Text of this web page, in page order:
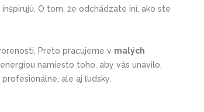
O tom, že odchádzate iní, ako ste
Preto pracujeme v malých
namiesto toho, aby vás unavilo.
ale aj ľudsky.